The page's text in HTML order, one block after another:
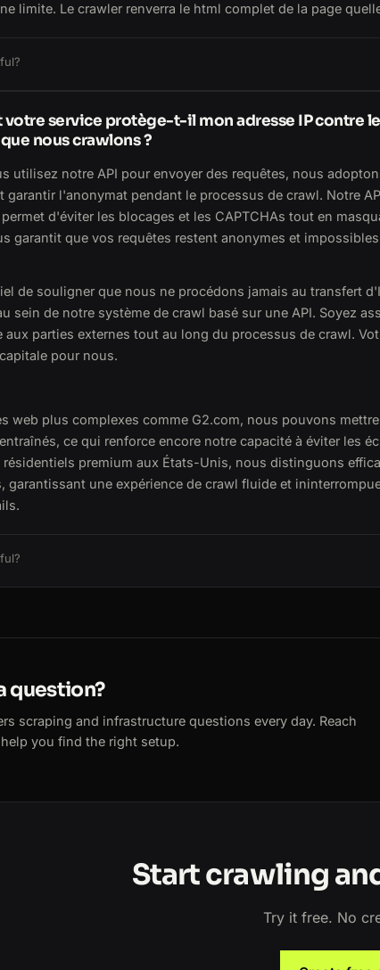
limite. Le crawler renverra le html complet de la page
service protège-t-il mon adresse IP contre
nous crawlons ?
utilisez notre API pour envoyer des requêtes, nous
garantir l'anonymat pendant le processus de crawl. Notre
d'éviter les blocages et les CAPTCHAs tout en
garantit que vos requêtes restent anonymes et
de souligner que nous ne procédons jamais au transfert
sein de notre système de crawl basé sur une API. Soyez
aux parties externes tout au long du processus de crawl.
pour nous.
web plus complexes comme G2.com, nous pouvons
ce qui renforce encore notre capacité à éviter les
résidentiels premium aux États-Unis, nous distinguons
garantissant une expérience de crawl fluide et
question?
scraping and infrastructure questions every day. Reach
you find the right setup.
Start crawling
Try it free. No